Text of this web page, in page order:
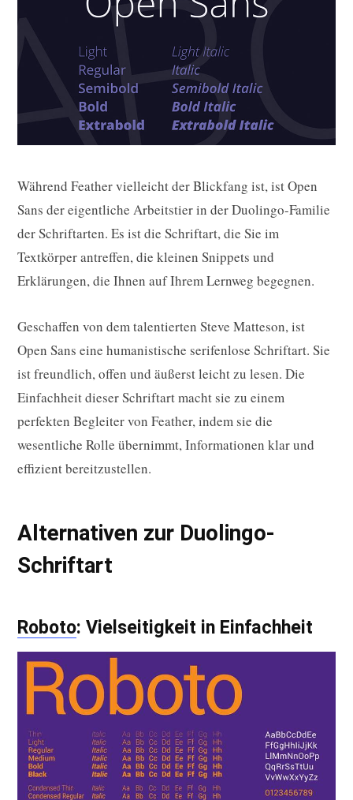
Während Feather vielleicht der Blickfang ist, ist Open
Sans der eigentliche Arbeitstier in der Duolingo-Familie
der Schriftarten. Es ist die Schriftart, die Sie im
Textkörper antreffen, die kleinen Snippets und
Erklärungen, die Ihnen auf Ihrem Lernweg begegnen.
Geschaffen von dem talentierten Steve Matteson, ist
Open Sans eine humanistische serifenlose Schriftart. Sie
ist freundlich, offen und äußerst leicht zu lesen. Die
Einfachheit dieser Schriftart macht sie zu einem
perfekten Begleiter von Feather, indem sie die
wesentliche Rolle übernimmt, Informationen klar und
effizient bereitzustellen.
Alternativen zur Duolingo-
Schriftart
Roboto: Vielseitigkeit in Einfachheit